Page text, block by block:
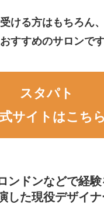
ける方はもちろん
すすめのサロンです
スタパト
サイトはこちら
ンドンなどで経験
した現役デザイ